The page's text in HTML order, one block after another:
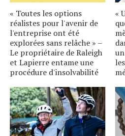
« Toutes les options
réalistes pour l'avenir de
l'entreprise ont été
explorées sans relâche » –
Le propriétaire de Raleigh
et Lapierre entame une
procédure d'insolvabilité
«